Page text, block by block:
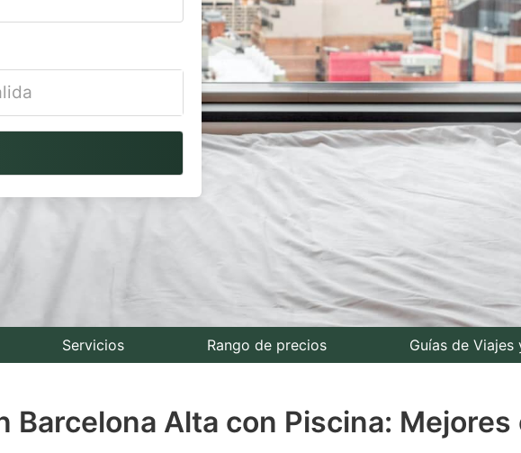
Servicios Rango de precios Guías de Viajes
Barcelona Alta con Piscina: